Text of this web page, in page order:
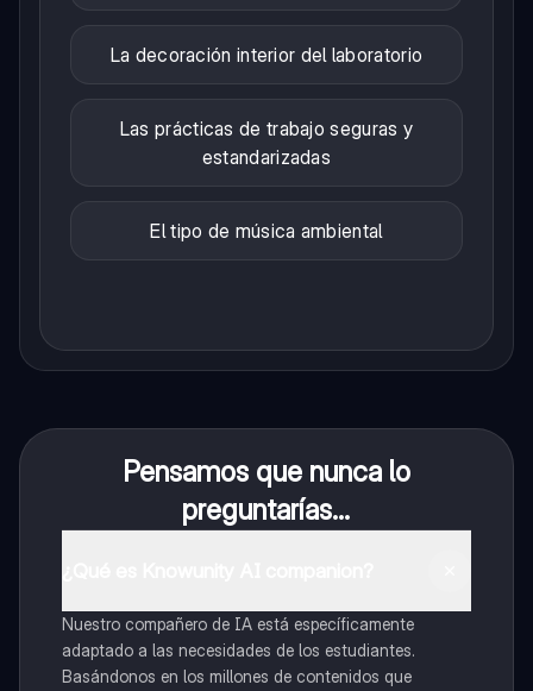
La decoración interior del laboratorio
Las prácticas de trabajo seguras y
estandarizadas
El tipo de música ambiental
Pensamos que nunca lo
preguntarías...
Nuestro compañero de IA está específicamente
adaptado a las necesidades de los estudiantes.
Basándonos en los millones de contenidos que